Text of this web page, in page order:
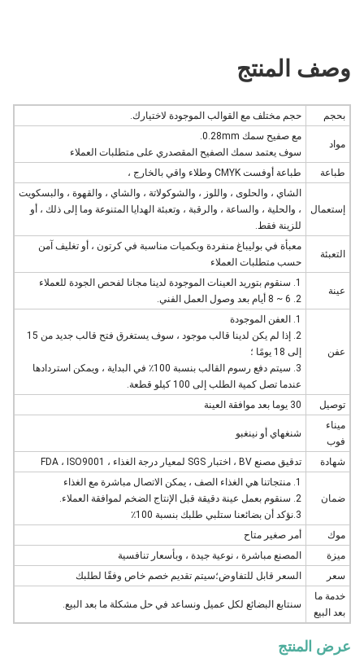
وصف المنتج
بحجم حجم مختلف مع القوالب الموجودة لاختيارك.
مواد
مع صفيح سمك 0.28mm.
سوف يعتمد سمك الصفيح المقصدري على متطلبات العملاء
طباعة
طباعة أوفست CMYK وطلاء واقي بالخارج ،
إستعمال
الشاي ، والحلوى ، واللوز ، والشوكولاتة ، والشاي ، والقهوة ، والبسكويت
، والحلية ، والساعة ، والرقبة ، وتعبئة الهدايا المتنوعة وما إلى ذلك ، أو
للزينة فقط.
التعبئة
معبأة في بوليباغ منفردة وبكميات مناسبة في كرتون ، أو تغليف آمن
حسب متطلبات العملاء
عينة
1. سنقوم بتوريد العينات الموجودة لدينا مجانا لفحص الجودة للعملاء
2. 6 ~ 8 أيام بعد وصول العمل الفني.
عفن
1. العفن الموجودة
2. إذا لم يكن لدينا قالب موجود ، سوف يستغرق فتح قالب جديد من 15
إلى 18 يومًا ؛
3. سيتم دفع رسوم القالب بنسبة 100٪ في البداية ، ويمكن استردادها
عندما تصل كمية الطلب إلى 100 كيلو قطعة.
توصيل
30 يوما بعد موافقة العينة
ميناء
فوب
شنغهاي أو نينغبو
شهادة تدقيق مصنع BV ، اختبار SGS لمعيار درجة الغذاء ، FDA ، ISO9001
ضمان
1. منتجاتنا هي الغذاء الصف ، يمكن الاتصال مباشرة مع الغذاء
2. سنقوم بعمل عينة دقيقة قبل الإنتاج الضخم لموافقة العملاء.
3.نؤكد أن بضائعنا ستلبي طلبك بنسبة 100٪
موك
أمر صغير متاح
ميزة
المصنع مباشرة ، نوعية جيدة ، وبأسعار تنافسية
سعر
السعر قابل للتفاوض؛سيتم تقديم خصم خاص وفقًا لطلبك
خدمة ما
بعد البيع
سنتابع البضائع لكل عميل ونساعد في حل مشكلة ما بعد البيع.
عرض المنتج